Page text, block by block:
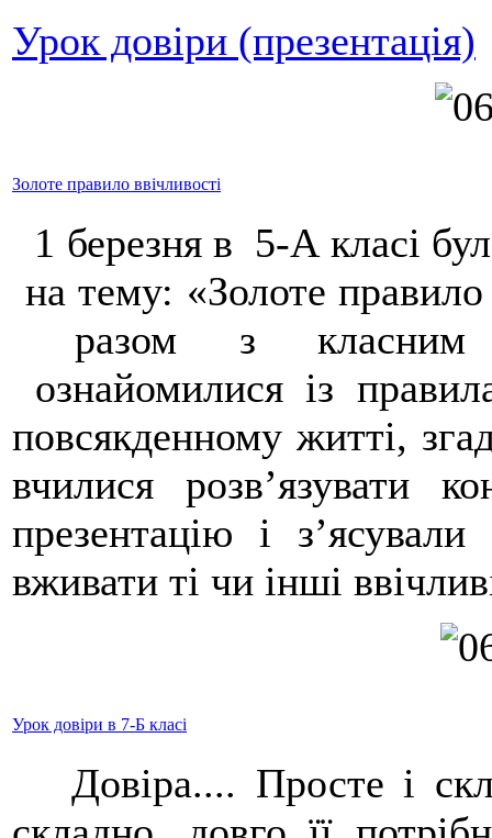
Урок довіри (презентація)
Золоте правило ввічливості
1 березня в 5-А класі
на тему: «Золоте
разом з класним
ознайомилися із
повсякденному житті,
вчилися розв’язувати
презентацію і
вживати ті чи інші
Урок довіри в 7-Б класі
Довіра.... Просте і